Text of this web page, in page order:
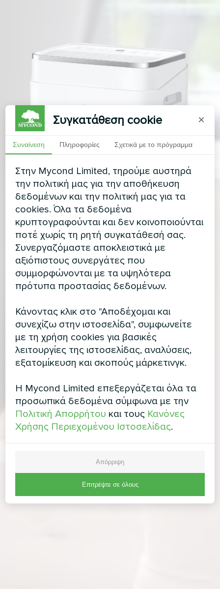
Συγκατάθεση cookie ×
Συναίνεση Πληροφορίες Σχετικά με το πρόγραμμα
Στην Mycond Limited, τηρούμε αυστηρά
την πολιτική μας για την αποθήκευση
δεδομένων και την πολιτική μας για τα
cookies. Όλα τα δεδομένα
κρυπτογραφούνται και δεν κοινοποιούνται
ποτέ χωρίς τη ρητή συγκατάθεσή σας.
Συνεργαζόμαστε αποκλειστικά με
αξιόπιστους συνεργάτες που
συμμορφώνονται με τα υψηλότερα
πρότυπα προστασίας δεδομένων.
Κάνοντας κλικ στο "Αποδέχομαι και
συνεχίζω στην ιστοσελίδα", συμφωνείτε
με τη χρήση cookies για βασικές
λειτουργίες της ιστοσελίδας, αναλύσεις,
εξατομίκευση και σκοπούς μάρκετινγκ.
Η Mycond Limited επεξεργάζεται όλα τα
προσωπικά δεδομένα σύμφωνα με την
Πολιτική Απορρήτου και τους Κανόνες
Χρήσης Περιεχομένου Ιστοσελίδας.
Απόρριψη
Επιτρέψτε σε όλους